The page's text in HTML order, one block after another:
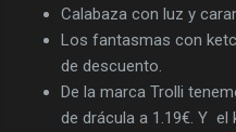
Calabaza con luz y
Los fantasmas con
de descuento.
De la marca Trolli
de drácula a 1.19€. Y